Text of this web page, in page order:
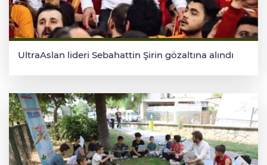
UltraAslan lideri Sebahattin Şirin gözaltına alındı